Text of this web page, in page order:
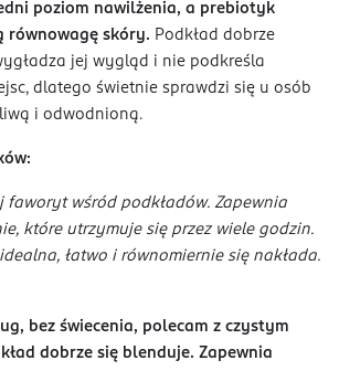
poziom nawilżenia, a prebiotyk
równowagę skóry. Podkład dobrze
jej wygląd i nie podkreśla
dlatego świetnie sprawdzi się u osób
i odwodnioną.
faworyt wśród podkładów. Zapewnia
które utrzymuje się przez wiele godzin.
łatwo i równomiernie się nakłada.
bez świecenia, polecam z czystym
dobrze się blenduje. Zapewnia